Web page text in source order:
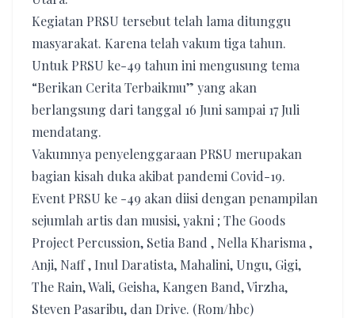
Kegiatan PRSU tersebut telah lama ditunggu
masyarakat. Karena telah vakum tiga tahun.
Untuk PRSU ke-49 tahun ini mengusung tema
“Berikan Cerita Terbaikmu” yang akan
berlangsung dari tanggal 16 Juni sampai 17 Juli
mendatang.
Vakumnya penyelenggaraan PRSU merupakan
bagian kisah duka akibat pandemi Covid-19.
Event PRSU ke -49 akan diisi dengan penampilan
sejumlah artis dan musisi, yakni ; The Goods
Project Percussion, Setia Band , Nella Kharisma ,
Anji, Naff , Inul Daratista, Mahalini, Ungu, Gigi,
The Rain, Wali, Geisha, Kangen Band, Virzha,
Steven Pasaribu, dan Drive. (Rom/hbc)